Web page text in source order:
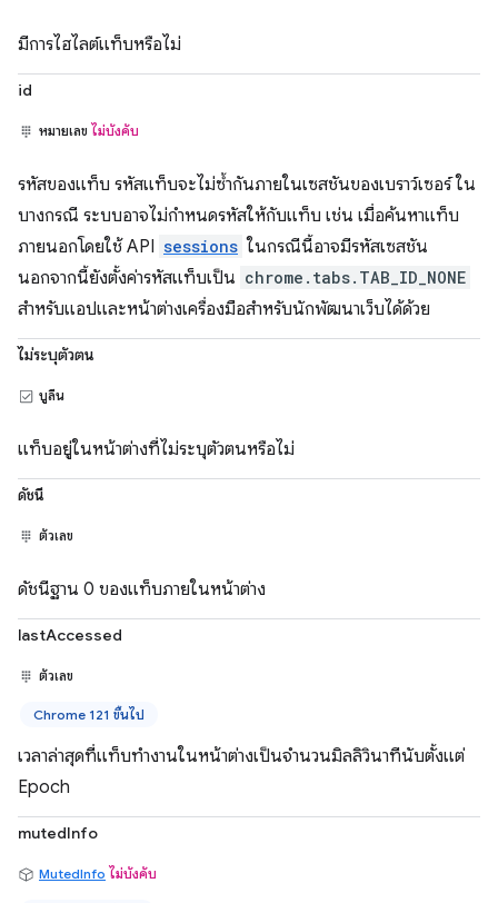
มีการไฮไลต์แท็บหรือไม่
id
หมายเลข ไม่บังคับ
รหัสของแท็บ รหัสแท็บจะไม่ซ้ำกันภายในเซสชันของเบราว์เซอร์ ใน
บางกรณี ระบบอาจไม่กำหนดรหัสให้กับแท็บ เช่น เมื่อค้นหาแท็บ
ภายนอกโดยใช้ API sessions ในกรณีนี้อาจมีรหัสเซสชัน
นอกจากนี้ยังตั้งค่ารหัสแท็บเป็น chrome.tabs.TAB_ID_NONE
สำหรับแอปและหน้าต่างเครื่องมือสำหรับนักพัฒนาเว็บได้ด้วย
ไม่ระบุตัวตน
บูลีน
แท็บอยู่ในหน้าต่างที่ไม่ระบุตัวตนหรือไม่
ดัชนี
ตัวเลข
ดัชนีฐาน 0 ของแท็บภายในหน้าต่าง
lastAccessed
ตัวเลข
Chrome 121 ขึ้นไป
เวลาล่าสุดที่แท็บทำงานในหน้าต่างเป็นจำนวนมิลลิวินาทีนับตั้งแต่
Epoch
mutedInfo
MutedInfo ไม่บังคับ